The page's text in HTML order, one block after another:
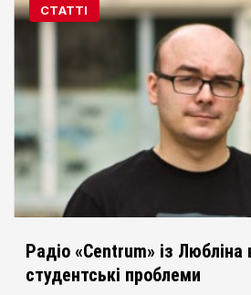
СТАТТІ
Радіо «Centrum» із Любліна
студентські проблеми